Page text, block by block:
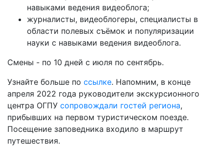
навыками ведения видеоблога;
журналисты, видеоблогеры, специалисты в
области полевых съёмок и популяризации
науки с навыками ведения видеоблога.
Смены - по 10 дней с июля по сентябрь.
Узнайте больше по ссылке. Напомним, в конце
апреля 2022 года руководители экскурсионного
центра ОГПУ сопровождали гостей региона,
прибывших на первом туристическом поезде.
Посещение заповедника входило в маршрут
путешествия.